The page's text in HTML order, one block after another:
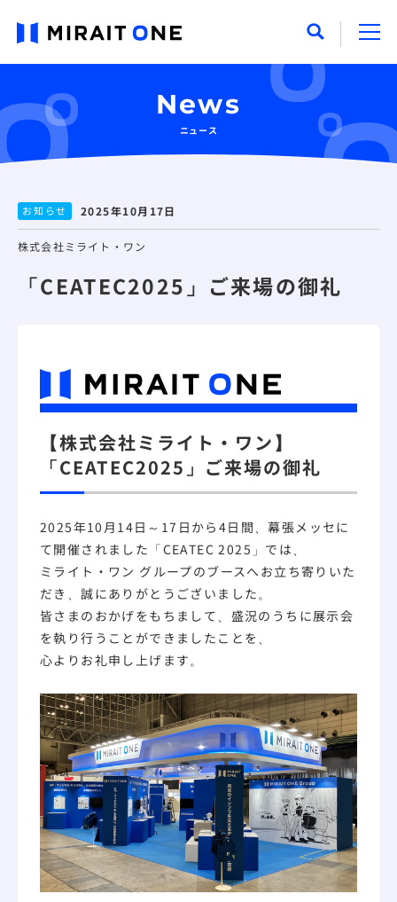
News
ニュース
お知らせ 2025年10月17日
株式会社ミライト・ワン
「CEATEC2025」ご来場の御礼
【株式会社ミライト・ワン】
「CEATEC2025」ご来場の御礼
2025年10月14日～17日から4日間、幕張メッセに
て開催されました「CEATEC 2025」では、
ミライト・ワン グループのブースへお立ち寄りいた
だき、誠にありがとうございました。
皆さまのおかげをもちまして、盛況のうちに展示会
を執り行うことができましたことを、
心よりお礼申し上げます。